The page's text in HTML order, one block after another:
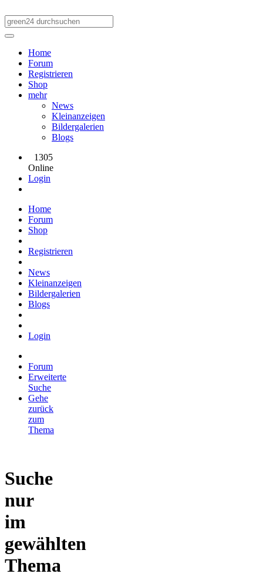
Home
Forum
Registrieren
Shop
mehr
News
Kleinanzeigen
Bildergalerien
Blogs
1305
Online
Login
Home
Forum
Shop
Registrieren
News
Kleinanzeigen
Bildergalerien
Blogs
Login
Forum
Erweiterte
Suche
Gehe
zurück
zum
Thema
Suche
nur
im
gewählten
Thema